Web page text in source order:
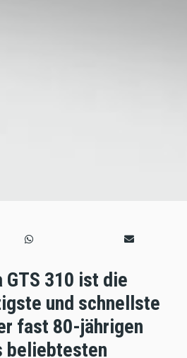
GTS 310 ist die
und schnellste
fast 80-jährigen
beliebtesten